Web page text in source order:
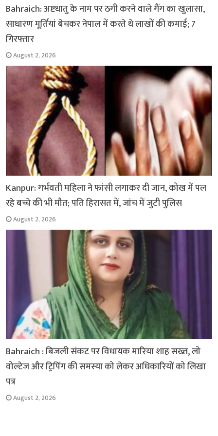
Bahraich: अष्टधातु के नाम पर ठगी करने वाले गैंग का खुलासा,
साधारण मूर्तियां बेचकर नेपाल में करते थे लाखों की कमाई; 7
गिरफ्तार
August 2, 2026
Kanpur: गर्भवती महिला ने फांसी लगाकर दी जान, कोख में पल
रहे बच्चे की भी मौत; पति हिरासत में, जांच में जुटी पुलिस
August 2, 2026
Bahraich : बिजली संकट पर विधायक मारिया शाह सख्त, लो
वोल्टेज और ट्रिपिंग की समस्या को लेकर अधिकारियों को लिखा
पत्र
August 2, 2026